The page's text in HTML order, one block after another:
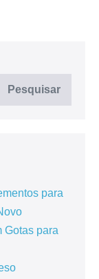
Pesquisar
para
Gotas para